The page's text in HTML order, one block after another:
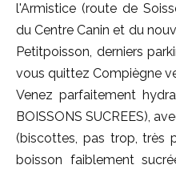
l'Armistice (route de
du Centre Canin et du
Petitpoisson, derniers
vous quittez Compiègne
Venez parfaitement
BOISSONS SUCREES),
(biscottes, pas trop, très
boisson faiblement